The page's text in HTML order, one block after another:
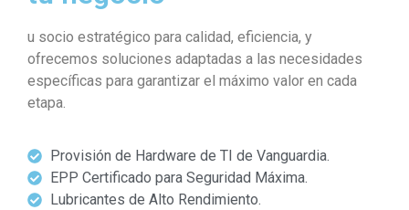
u socio estratégico para calidad, eficiencia, y
ofrecemos soluciones adaptadas a las necesidades
específicas para garantizar el máximo valor en cada
etapa.
Provisión de Hardware de TI de Vanguardia.
EPP Certificado para Seguridad Máxima.
Lubricantes de Alto Rendimiento.